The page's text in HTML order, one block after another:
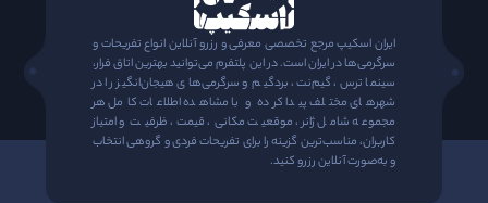
ایران اسکیپ مرجع تخصصی معرفی و رزرو آنلاین انواع تفریحات و
سرگرمی‌ها در ایران است. در این پلتفرم می‌توانید بهترین اتاق فرار،
سینما ترس، گیم‌نت، بردگیم و سرگرمی‌های هیجان‌انگیز را در
شهرهای مختلف پیدا کرده و با مشاهده اطلاعات کامل هر
مجموعه شامل ژانر، موقعیت مکانی، قیمت، ظرفیت و امتیاز
کاربران، مناسب‌ترین گزینه را برای تفریحات فردی و گروهی انتخاب
و به‌صورت آنلاین رزرو کنید.